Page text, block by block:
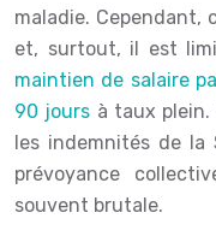
maladie. Cependant,
et, surtout, il est
maintien de salaire
90 jours à taux plein.
les indemnités de
prévoyance
souvent brutale.